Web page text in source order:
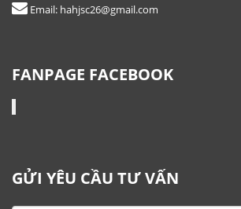
Email: hahjsc26@gmail.com
FANPAGE FACEBOOK
GỬI YÊU CẦU TƯ VẤN